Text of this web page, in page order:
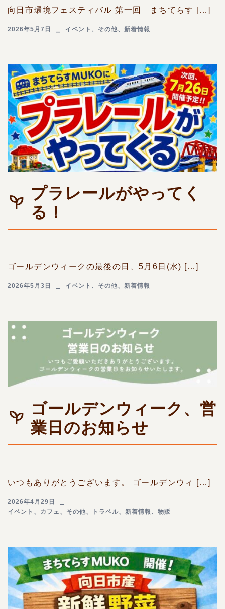
向日市環境フェスティバル 第一回 まちてらす […]
2026年5月7日 イベント 、 その他、 新着情報
プラレールがやってく
る！
ゴールデンウィークの最後の日、5月6日(水) […]
2026年5月3日 イベント 、 その他、 新着情報
ゴールデンウィーク、営
業日のお知らせ
いつもありがとうございます。 ゴールデンウィ […]
2026年4月29日
イベント 、 カフェ 、 その他、 トラベル、 新着情報 、 物販